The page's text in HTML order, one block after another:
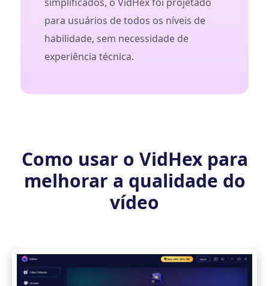
para usuários de todos os níveis de
habilidade, sem necessidade de
experiência técnica.
Como usar o VidHex para
melhorar a qualidade do
vídeo